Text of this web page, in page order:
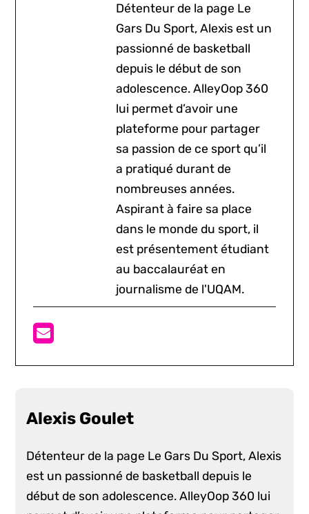
Détenteur de la page Le
Gars Du Sport, Alexis est un
passionné de basketball
depuis le début de son
adolescence. AlleyOop 360
lui permet d’avoir une
plateforme pour partager
sa passion de ce sport qu’il
a pratiqué durant de
nombreuses années.
Aspirant à faire sa place
dans le monde du sport, il
est présentement étudiant
au baccalauréat en
journalisme de l'UQAM.
Alexis Goulet
Détenteur de la page Le Gars Du Sport, Alexis
est un passionné de basketball depuis le
début de son adolescence. AlleyOop 360 lui